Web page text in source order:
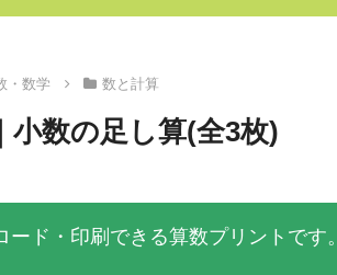
・数学 数と計算
小数の足し算(全3枚)
ード・印刷できる算数プリントです。